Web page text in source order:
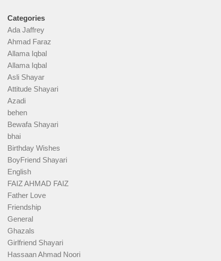
Categories
Ada Jaffrey
Ahmad Faraz
Allama Iqbal
Allama Iqbal
Asli Shayar
Attitude Shayari
Azadi
behen
Bewafa Shayari
bhai
Birthday Wishes
BoyFriend Shayari
English
FAIZ AHMAD FAIZ
Father Love
Friendship
General
Ghazals
Girlfriend Shayari
Hassaan Ahmad Noori